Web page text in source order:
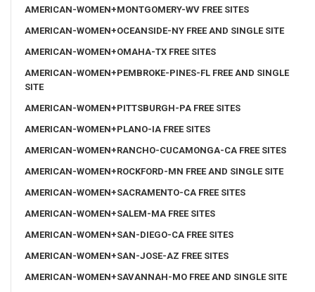
AMERICAN-WOMEN+MONTGOMERY-WV FREE SITES
AMERICAN-WOMEN+OCEANSIDE-NY FREE AND SINGLE SITE
AMERICAN-WOMEN+OMAHA-TX FREE SITES
AMERICAN-WOMEN+PEMBROKE-PINES-FL FREE AND SINGLE
SITE
AMERICAN-WOMEN+PITTSBURGH-PA FREE SITES
AMERICAN-WOMEN+PLANO-IA FREE SITES
AMERICAN-WOMEN+RANCHO-CUCAMONGA-CA FREE SITES
AMERICAN-WOMEN+ROCKFORD-MN FREE AND SINGLE SITE
AMERICAN-WOMEN+SACRAMENTO-CA FREE SITES
AMERICAN-WOMEN+SALEM-MA FREE SITES
AMERICAN-WOMEN+SAN-DIEGO-CA FREE SITES
AMERICAN-WOMEN+SAN-JOSE-AZ FREE SITES
AMERICAN-WOMEN+SAVANNAH-MO FREE AND SINGLE SITE